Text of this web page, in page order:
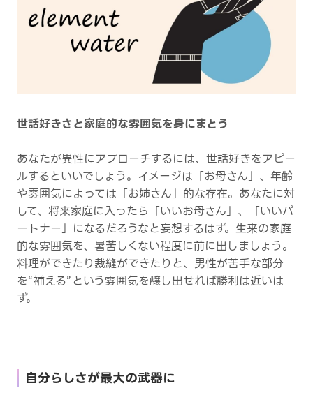
世話好きさと家庭的な雰囲気を身にまとう
あなたが異性にアプローチするには、世話好きをアピー
ルするといいでしょう。イメージは「お母さん」、年齢
や雰囲気によっては「お姉さん」的な存在。あなたに対
して、将来家庭に入ったら「いいお母さん」、「いいパ
ートナー」になるだろうなと妄想するはず。生来の家庭
的な雰囲気を、暑苦しくない程度に前に出しましょう。
料理ができたり裁縫ができたりと、男性が苦手な部分
を“補える”という雰囲気を醸し出せれば勝利は近いは
ず。
自分らしさが最大の武器に